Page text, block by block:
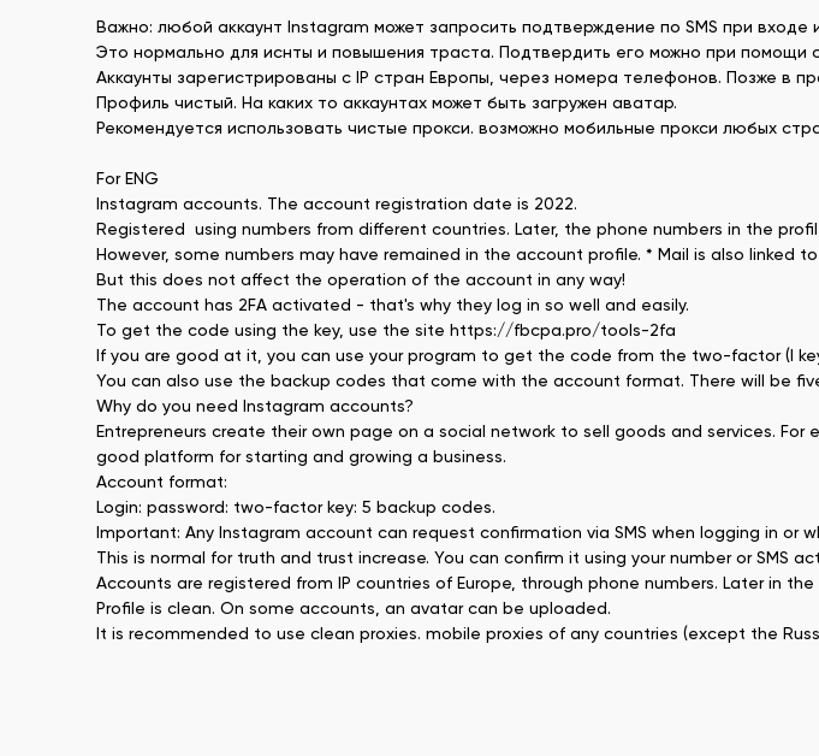
Важно: любой аккаунт Instagram может запросить подтверждение по SMS при входе
Это нормально для иснты и повышения траста. Подтвердить его можно при помощи
Аккаунты зарегистрированы с IP стран Европы, через номера телефонов. Позже в
Профиль чистый. На каких то аккаунтах может быть загружен аватар.
Рекомендуется использовать чистые прокси. возможно мобильные прокси любых
For ENG
Instagram accounts. The account registration date is 2022.
Registered using numbers from different countries. Later, the phone numbers in the
However, some numbers may have remained in the account profile. * Mail is also
But this does not affect the operation of the account in any way!
The account has 2FA activated - that's why they log in so well and easily.
To get the code using the key, use the site https://fbcpa.pro/tools-2fa
If you are good at it, you can use your program to get the code from the two-factor (I
You can also use the backup codes that come with the account format. There will be
Why do you need Instagram accounts?
Entrepreneurs create their own page on a social network to sell goods and services.
good platform for starting and growing a business.
Account format:
Login: password: two-factor key: 5 backup codes.
Important: Any Instagram account can request confirmation via SMS when logging in or
This is normal for truth and trust increase. You can confirm it using your number or SMS
Accounts are registered from IP countries of Europe, through phone numbers. Later in
Profile is clean. On some accounts, an avatar can be uploaded.
It is recommended to use clean proxies. mobile proxies of any countries (except the